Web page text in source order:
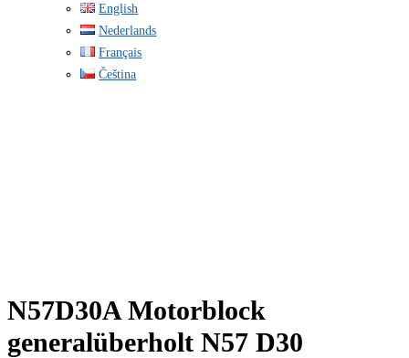
English
Nederlands
Français
Čeština
N57D30A Motorblock
generalüberholt N57 D30